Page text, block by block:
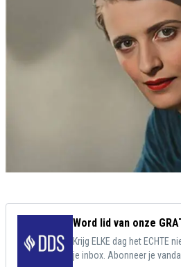
Word lid van onze
Krijg ELKE dag het ECHTE
je inbox. Abonneer je